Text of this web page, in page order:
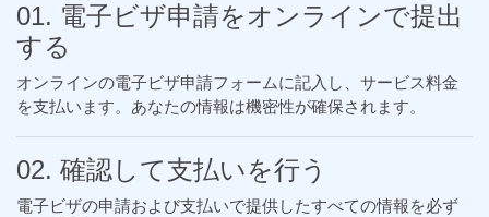
01. 電子ビザ申請をオンラインで提出
する
オンラインの電子ビザ申請フォームに記入し、サービス料金
を支払います。あなたの情報は機密性が確保されます。
02. 確認して支払いを行う
電子ビザの申請および支払いで提供したすべての情報を必ず